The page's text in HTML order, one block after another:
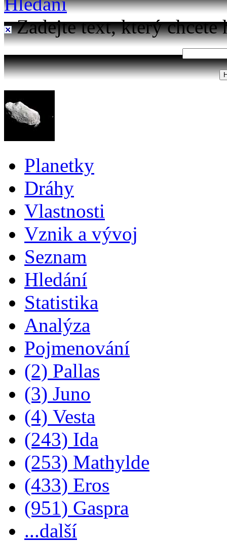
Zadejte text, který chcete
Planetky
Dráhy
Vlastnosti
Vznik a vývoj
Seznam
Hledání
Statistika
Analýza
Pojmenování
(2) Pallas
(3) Juno
(4) Vesta
(243) Ida
(253) Mathylde
(433) Eros
(951) Gaspra
...další